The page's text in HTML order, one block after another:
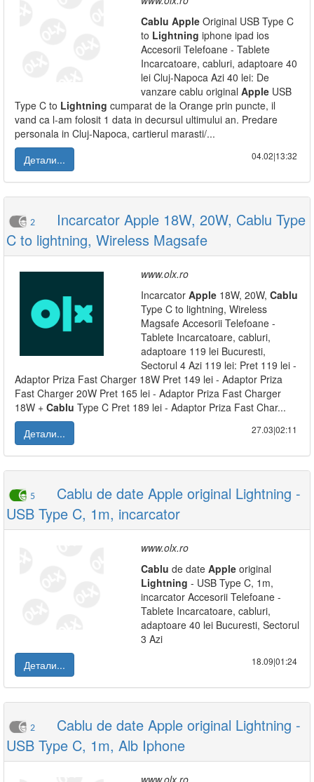
Cablu Apple Original USB Type C
to Lightning iphone ipad ios
Accesorii Telefoane - Tablete
Incarcatoare, cabluri, adaptoare 40
lei Cluj-Napoca Azi 40 lei: De
vanzare cablu original Apple USB
Type C to Lightning cumparat de la Orange prin puncte, il
vand ca l-am folosit 1 data in decursul ultimului an. Predare
personala in Cluj-Napoca, cartierul marasti/...
Детали...
04.02|13:32
2
Incarcator Apple 18W, 20W, Cablu Type
C to lightning, Wireless Magsafe
www.olx.ro
Incarcator Apple 18W, 20W, Cablu
Type C to lightning, Wireless
Magsafe Accesorii Telefoane -
Tablete Incarcatoare, cabluri,
adaptoare 119 lei Bucuresti,
Sectorul 4 Azi 119 lei: Pret 119 lei -
Adaptor Priza Fast Charger 18W Pret 149 lei - Adaptor Priza
Fast Charger 20W Pret 165 lei - Adaptor Priza Fast Charger
18W + Cablu Type C Pret 189 lei - Adaptor Priza Fast Char...
Детали...
27.03|02:11
5
Cablu de date Apple original Lightning -
USB Type C, 1m, incarcator
www.olx.ro
Cablu de date Apple original
Lightning - USB Type C, 1m,
incarcator Accesorii Telefoane -
Tablete Incarcatoare, cabluri,
adaptoare 40 lei Bucuresti, Sectorul
3 Azi
Детали...
18.09|01:24
2
Cablu de date Apple original Lightning -
USB Type C, 1m, Alb Iphone
www.olx.ro